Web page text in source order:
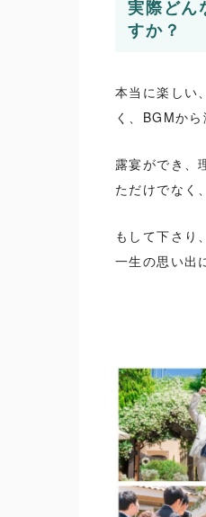
実際どん
すか？
本当に楽しい
く、BGMか
露宴ができ、
ただけでなく
もして下さり
一生の思い出